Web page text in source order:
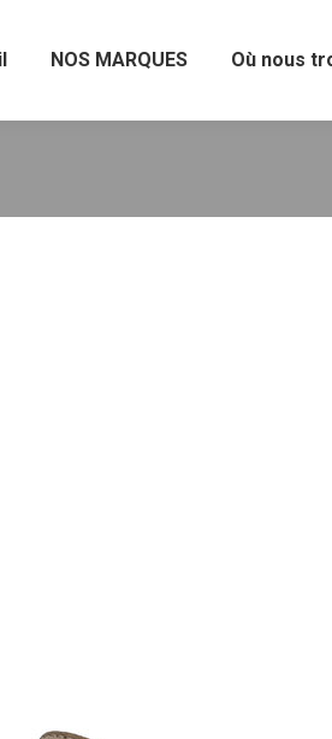
NOS MARQUES Où nous